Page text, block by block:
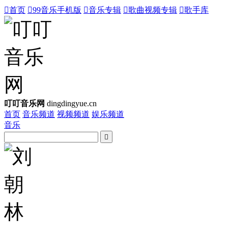
首页 99音乐手机版 音乐专辑 歌曲视频专辑 歌手库
叮叮音乐网 dingdingyue.cn
首页 音乐频道 视频频道 娱乐频道
音乐
